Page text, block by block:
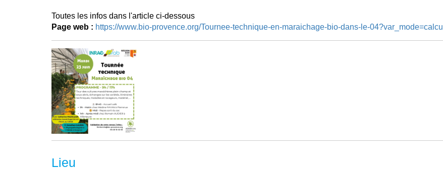
Toutes les infos dans l'article ci-dessous
Page web : https://www.bio-provence.org/Tournee-technique-en-maraichage-bio-dans-le-04?var_mode=calcul
Lieu